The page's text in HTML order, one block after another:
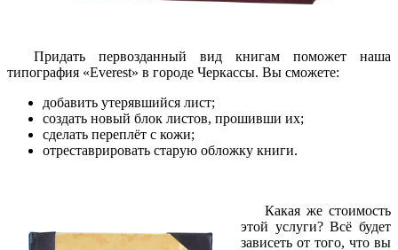
Придать первозданный вид книгам поможет наша
типография «Everest» в городе Черкассы. Вы сможете:
добавить утерявшийся лист;
создать новый блок листов, прошивши их;
сделать переплёт с кожи;
отреставрировать старую обложку книги.
Какая же стоимость
этой услуги? Всё будет
зависеть от того, что вы